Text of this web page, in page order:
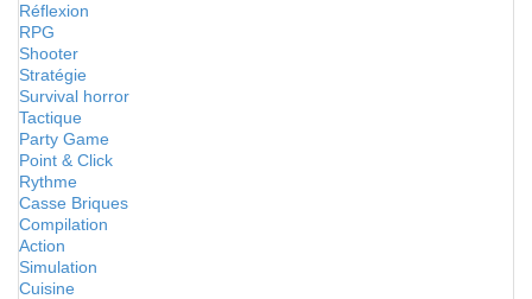
Réflexion
RPG
Shooter
Stratégie
Survival horror
Tactique
Party Game
Point & Click
Rythme
Casse Briques
Compilation
Action
Simulation
Cuisine